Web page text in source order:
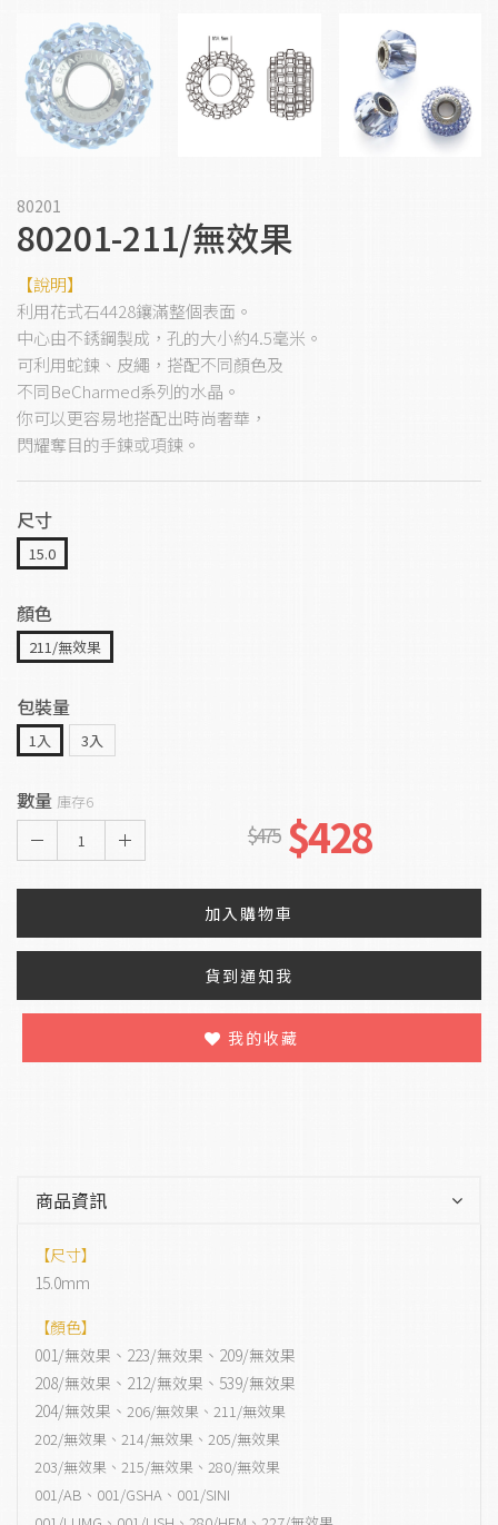
80201
80201-211/無效果
【說明】
利用花式石4428鑲滿整個表面。
中心由不銹鋼製成，孔的大小約4.5毫米。
可利用蛇鍊、皮繩，搭配不同顏色及
不同BeCharmed系列的水晶。
你可以更容易地搭配出時尚奢華，
閃耀奪目的手鍊或項鍊。
尺寸
15.0
顏色
211/無效果
包裝量
1入 3入
數量 庫存6
1 $475 $428
加入購物車
貨到通知我
我的收藏
商品資訊
【尺寸】
15.0mm
【顏色】
001/無效果、223/無效果、209/無效果
208/無效果、212/無效果、539/無效果
204/無效果、 206/無效果、211/無效果
202/無效果、214/無效果、205/無效果
203/無效果、215/無效果、280/無效果
001/AB、001/GSHA、001/SINI